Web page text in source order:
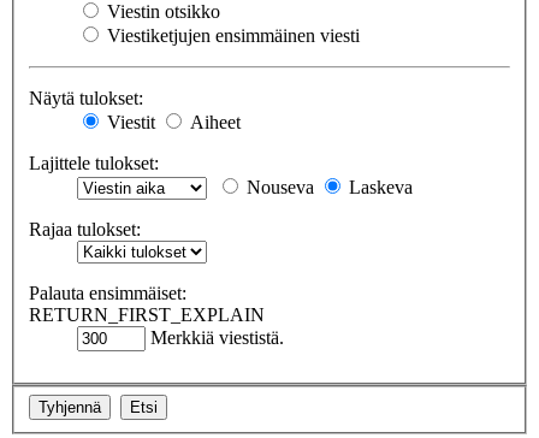
Viestin otsikko
Viestiketjujen ensimmäinen viesti
Näytä tulokset:
Viestit
Aiheet
Lajittele tulokset:
Nouseva
Laskeva
Rajaa tulokset:
Palauta ensimmäiset:
RETURN_FIRST_EXPLAIN
Merkkiä viestistä.